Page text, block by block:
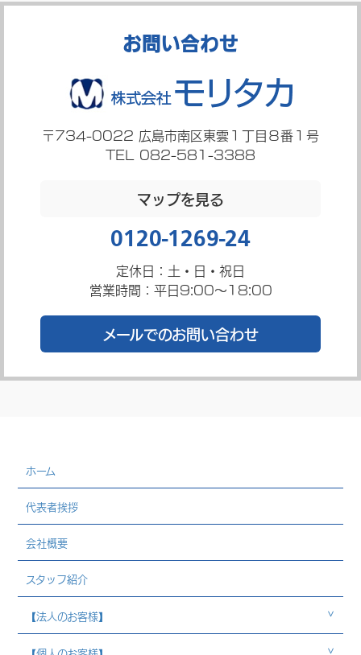
お問い合わせ
〒734-0022 広島市南区東雲１丁目８番１号
TEL 082-581-3388
マップを見る
0120-1269-24
定休日：土・日・祝日
営業時間：平日9:00～18:00
メールでのお問い合わせ
ホーム
代表者挨拶
会社概要
スタッフ紹介
【法人のお客様】